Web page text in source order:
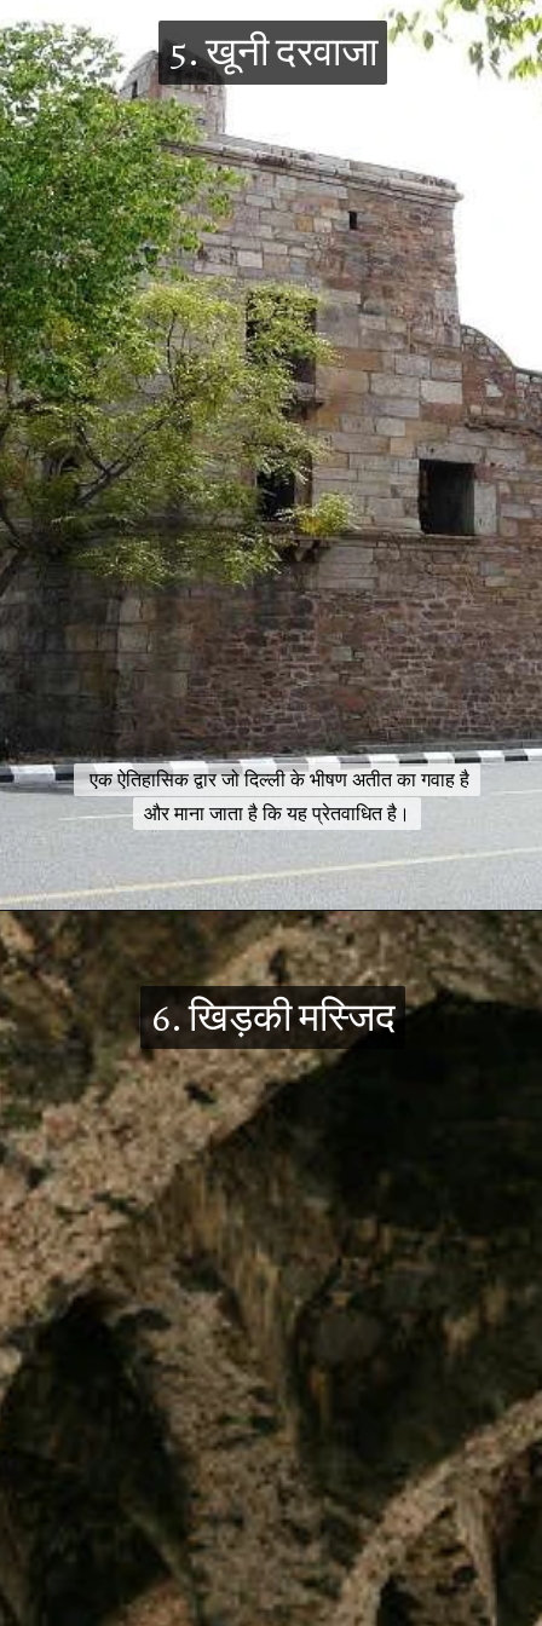
5. खूनी दरवाजा
5. खूनी दरवाजा
एक ऐतिहासिक द्वार जो दिल्ली के भीषण अतीत का गवाह है
और माना जाता है कि यह प्रेतवाधित है।
एक ऐतिहासिक द्वार जो दिल्ली के भीषण अतीत का गवाह है
और माना जाता है कि यह प्रेतवाधित है।
6. खिड़की मस्जिद
6. खिड़की मस्जिद